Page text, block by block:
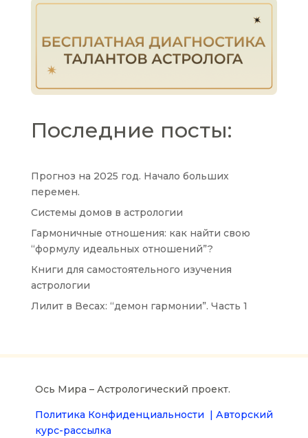
Последние посты:
Прогноз на 2025 год. Начало больших
перемен.
Системы домов в астрологии
Гармоничные отношения: как найти свою
“формулу идеальных отношений”?
Книги для самостоятельного изучения
астрологии
Лилит в Весах: “демон гармонии”. Часть 1
Ось Мира – Астрологический проект.
Политика Конфиденциальности | Авторский
курс-рассылка